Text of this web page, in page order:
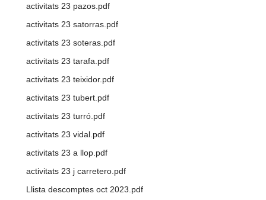
activitats 23 pazos.pdf
activitats 23 satorras.pdf
activitats 23 soteras.pdf
activitats 23 tarafa.pdf
activitats 23 teixidor.pdf
activitats 23 tubert.pdf
activitats 23 turró.pdf
activitats 23 vidal.pdf
activitats 23 a llop.pdf
activitats 23 j carretero.pdf
Llista descomptes oct 2023.pdf